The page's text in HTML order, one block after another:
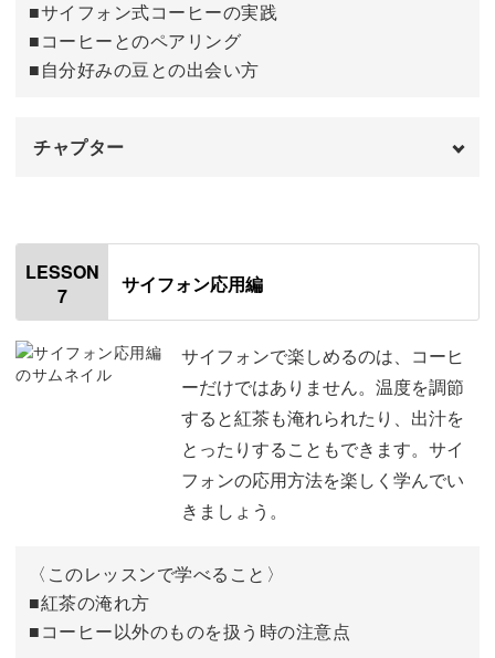
■サイフォン式コーヒーの実践
■コーヒーとのペアリング
■自分好みの豆との出会い方
チャプター
はじめに
ペアリングについて
ケーキとのペアリング 01:27
和菓子とのペアリング 02:36
03:22
LESSON
7
サイフォン応用編
サイフォンで楽しめるのは、コーヒ
ーだけではありません。温度を調節
すると紅茶も淹れられたり、出汁を
とったりすることもできます。サイ
フォンの応用方法を楽しく学んでい
きましょう。
〈このレッスンで学べること〉
■紅茶の淹れ方
■コーヒー以外のものを扱う時の注意点